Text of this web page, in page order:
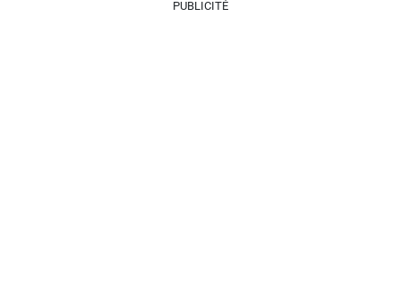
PUBLICITÉ